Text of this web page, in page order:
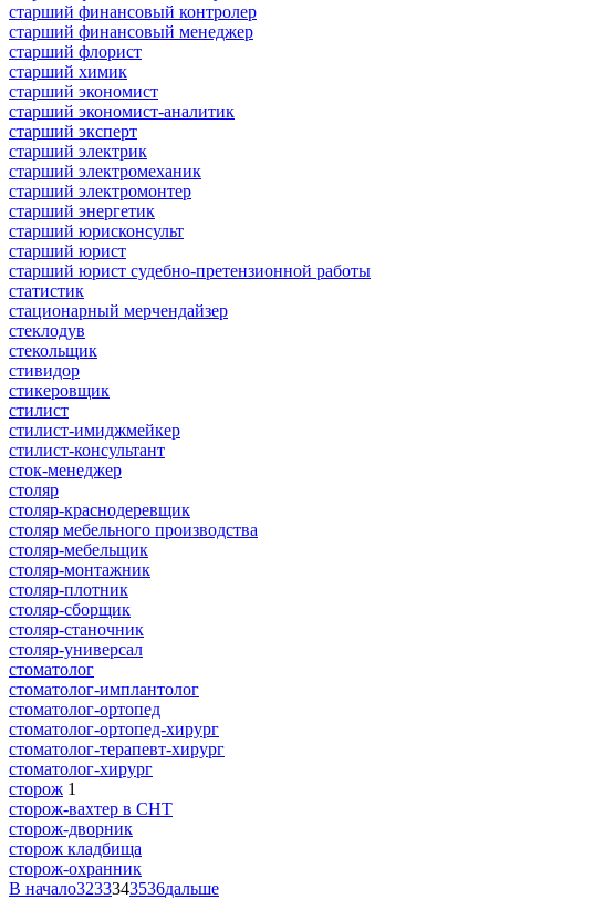
старший финансовый контролер
старший финансовый менеджер
старший флорист
старший химик
старший экономист
старший экономист-аналитик
старший эксперт
старший электрик
старший электромеханик
старший электромонтер
старший энергетик
старший юрисконсульт
старший юрист
старший юрист судебно-претензионной работы
статистик
стационарный мерчендайзер
стеклодув
стекольщик
стивидор
стикеровщик
стилист
стилист-имиджмейкер
стилист-консультант
сток-менеджер
столяр
столяр-краснодеревщик
столяр мебельного производства
столяр-мебельщик
столяр-монтажник
столяр-плотник
столяр-сборщик
столяр-станочник
столяр-универсал
стоматолог
стоматолог-имплантолог
стоматолог-ортопед
стоматолог-ортопед-хирург
стоматолог-терапевт-хирург
стоматолог-хирург
сторож 1
сторож-вахтер в СНТ
сторож-дворник
сторож кладбища
сторож-охранник
В начало3233343536дальше